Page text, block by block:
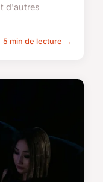
d'autres
5 min de lecture →